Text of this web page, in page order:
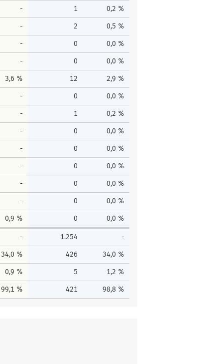
- 1 0,2 %
- 2 0,5 %
- 0 0,0 %
- 0 0,0 %
3,6 % 12 2,9 %
- 0 0,0 %
- 1 0,2 %
- 0 0,0 %
- 0 0,0 %
- 0 0,0 %
- 0 0,0 %
- 0 0,0 %
0,9 % 0 0,0 %
- 1.254 -
34,0 % 426 34,0 %
0,9 % 5 1,2 %
99,1 % 421 98,8 %